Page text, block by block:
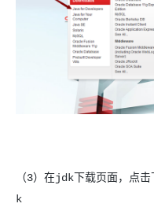
（3）在jdk下载页面，点
k